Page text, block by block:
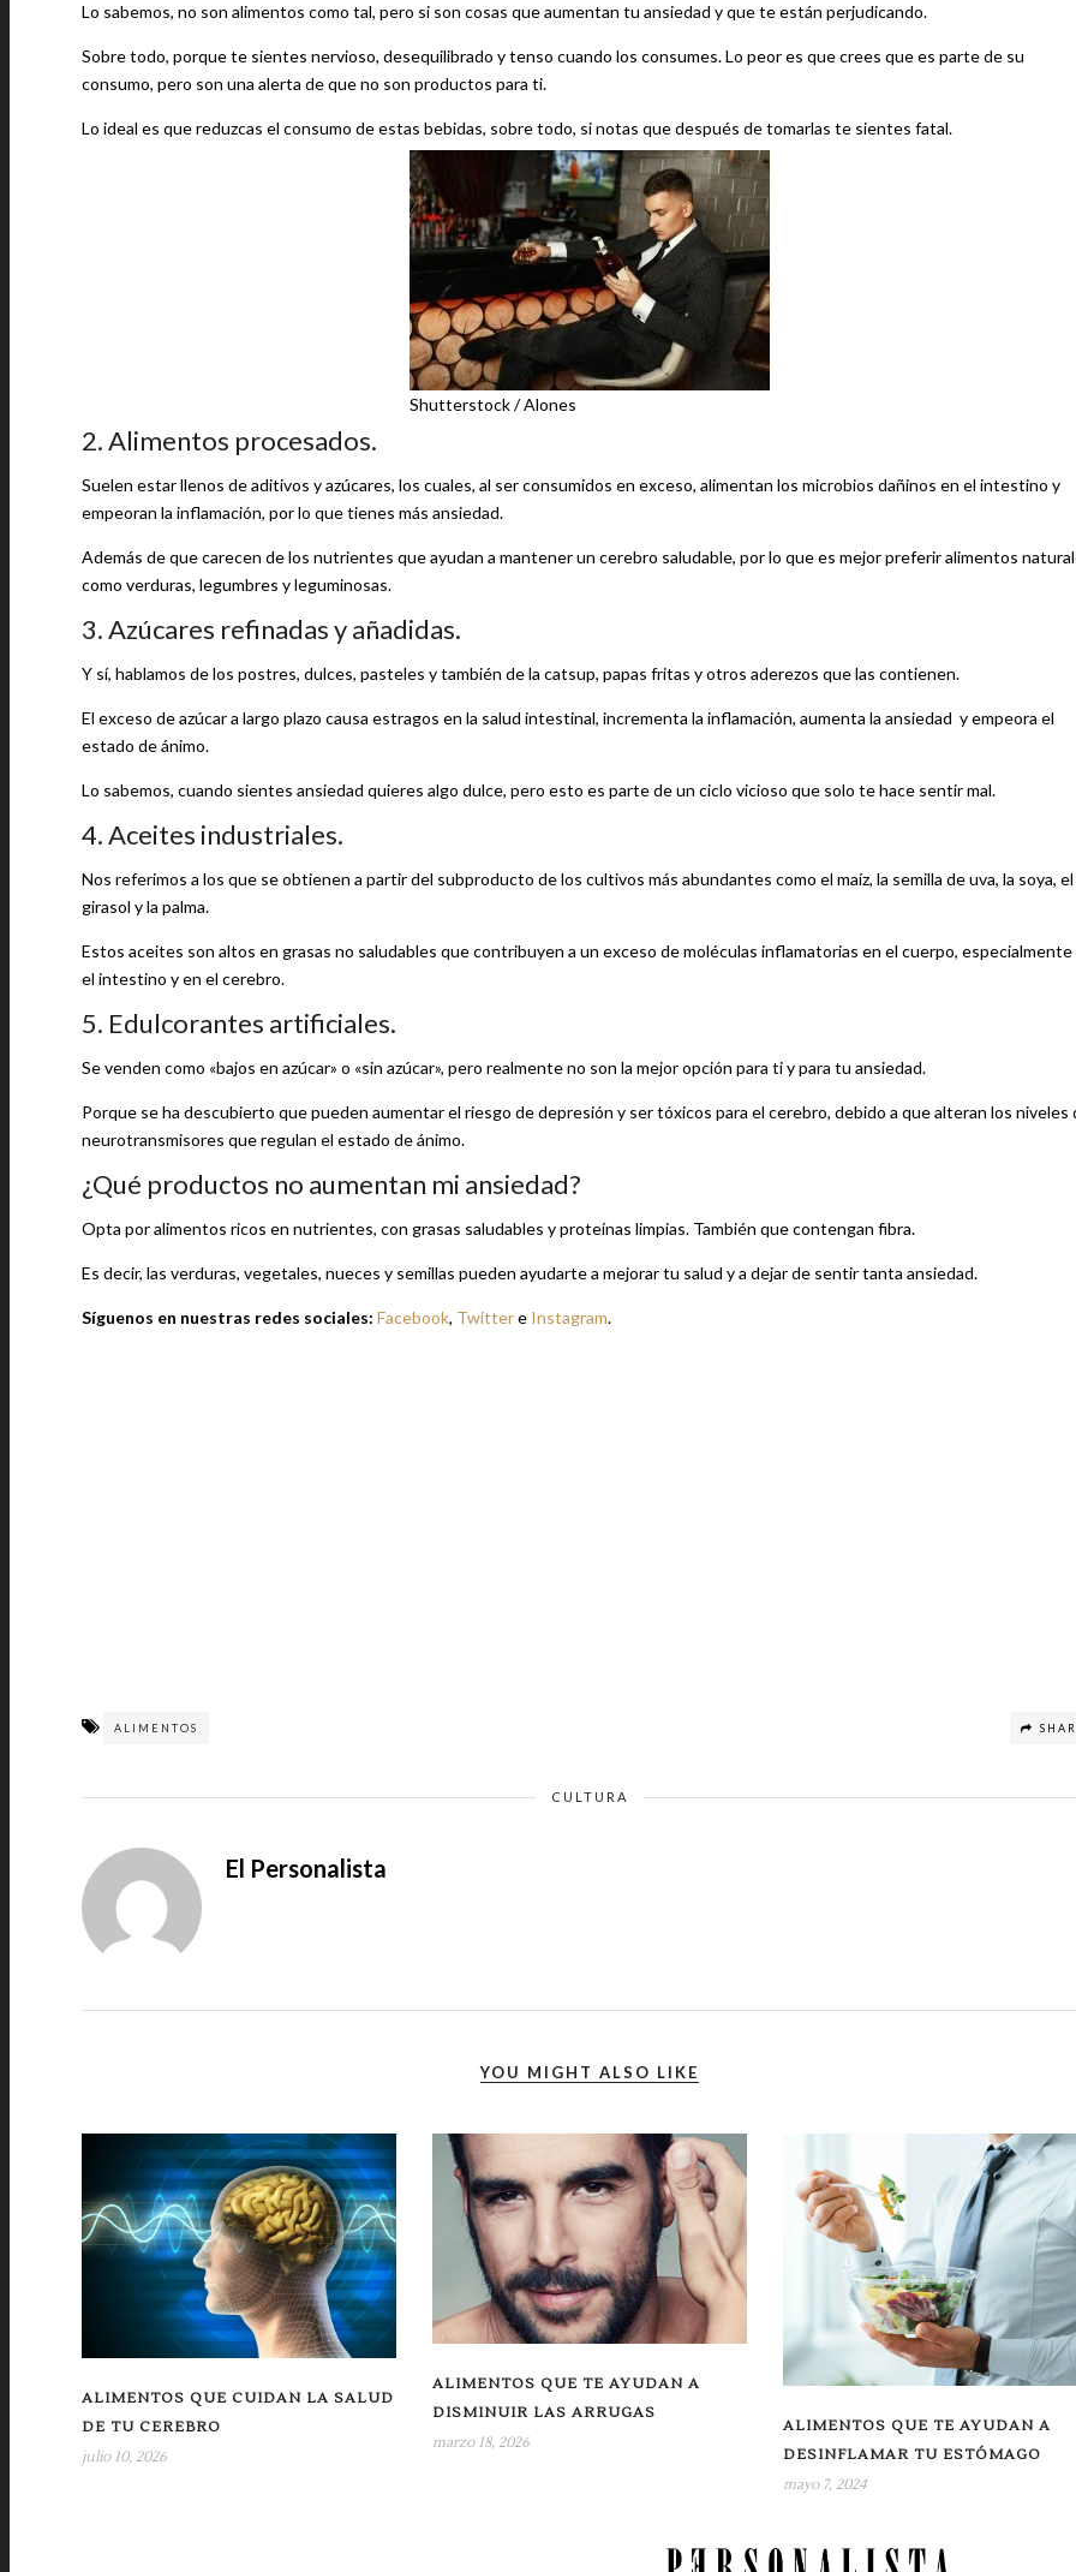
Lo sabemos, no son alimentos como tal, pero si son cosas que aumentan tu ansiedad y que te están perjudicando.
Sobre todo, porque te sientes nervioso, desequilibrado y tenso cuando los consumes. Lo peor es que crees que es parte de su
consumo, pero son una alerta de que no son productos para ti.
Lo ideal es que reduzcas el consumo de estas bebidas, sobre todo, si notas que después de tomarlas te sientes fatal.
Shutterstock / Alones
2. Alimentos procesados.
Suelen estar llenos de aditivos y azúcares, los cuales, al ser consumidos en exceso, alimentan los microbios dañinos en el intestino y
empeoran la inflamación, por lo que tienes más ansiedad.
Además de que carecen de los nutrientes que ayudan a mantener un cerebro saludable, por lo que es mejor preferir alimentos
como verduras, legumbres y leguminosas.
3. Azúcares refinadas y añadidas.
Y sí, hablamos de los postres, dulces, pasteles y también de la catsup, papas fritas y otros aderezos que las contienen.
El exceso de azúcar a largo plazo causa estragos en la salud intestinal, incrementa la inflamación, aumenta la ansiedad y empeora el
estado de ánimo.
Lo sabemos, cuando sientes ansiedad quieres algo dulce, pero esto es parte de un ciclo vicioso que solo te hace sentir mal.
4. Aceites industriales.
Nos referimos a los que se obtienen a partir del subproducto de los cultivos más abundantes como el maíz, la semilla de uva, la soya, el
girasol y la palma.
Estos aceites son altos en grasas no saludables que contribuyen a un exceso de moléculas inflamatorias en el cuerpo, especialmente
el intestino y en el cerebro.
5. Edulcorantes artificiales.
Se venden como «bajos en azúcar» o «sin azúcar», pero realmente no son la mejor opción para ti y para tu ansiedad.
Porque se ha descubierto que pueden aumentar el riesgo de depresión y ser tóxicos para el cerebro, debido a que alteran los niveles
neurotransmisores que regulan el estado de ánimo.
¿Qué productos no aumentan mi ansiedad?
Opta por alimentos ricos en nutrientes, con grasas saludables y proteínas limpias. También que contengan fibra.
Es decir, las verduras, vegetales, nueces y semillas pueden ayudarte a mejorar tu salud y a dejar de sentir tanta ansiedad.
Síguenos en nuestras redes sociales: Facebook, Twittere Instagram.
ALIMENTOS
CULTURA
El Personalista
YOU MIGHT ALSO LIKE
ALIMENTOS QUE CUIDAN LA SALUD
DE TU CEREBRO
julio 10, 2026
ALIMENTOS QUE TE AYUDAN A
DISMINUIR LAS ARRUGAS
marzo 18, 2026
ALIMENTOS QUE TE AYUDAN A
DESINFLAMAR TU ESTÓMAGO
mayo 7, 2024